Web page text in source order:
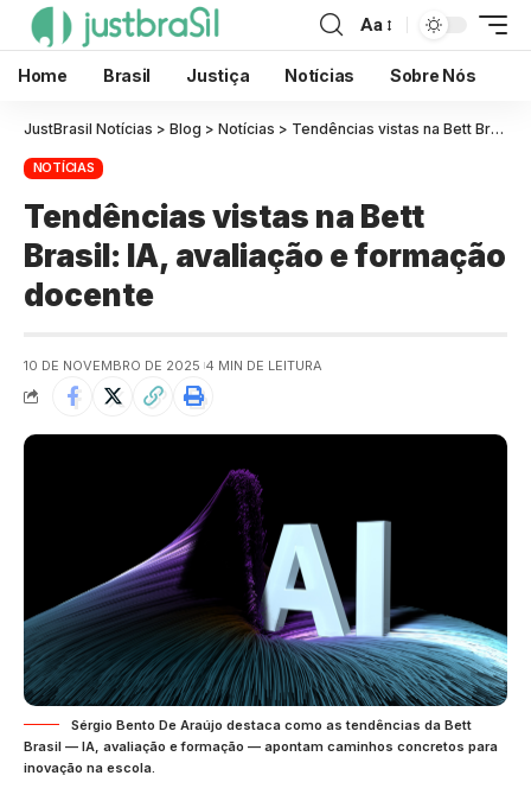
Aa
Home Brasil Justiça Notícias Sobre Nós
JustBrasil Notícias > Blog > Notícias > Tendências vistas na Bett Brasil: IA, avaliação e formação docente
NOTÍCIAS
Tendências vistas na Bett
Brasil: IA, avaliação e formação
docente
10 DE NOVEMBRO DE 2025 4 MIN DE LEITURA
Sérgio Bento De Araújo destaca como as tendências da Bett
Brasil — IA, avaliação e formação — apontam caminhos concretos para
inovação na escola.